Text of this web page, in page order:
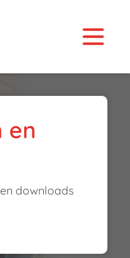
en
downloads